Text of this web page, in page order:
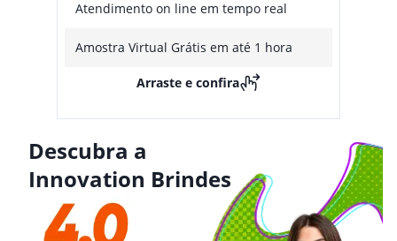
Atendimento on line em tempo real
Amostra Virtual Grátis em até 1 hora
Arraste e confira
Descubra a
Innovation Brindes